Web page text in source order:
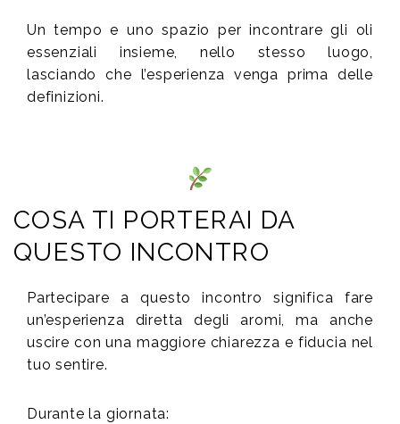
Un tempo e uno spazio per incontrare gli oli
essenziali insieme, nello stesso luogo,
lasciando che l’esperienza venga prima delle
definizioni.
COSA TI PORTERAI DA
QUESTO INCONTRO
Partecipare a questo incontro significa fare
un’esperienza diretta degli aromi, ma anche
uscire con una maggiore chiarezza e fiducia nel
tuo sentire.
Durante la giornata: